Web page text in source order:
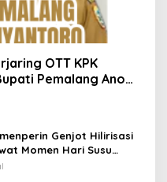
OTT KPK
Pemalang Anom
Genjot Hilirisasi
Momen Hari Susu